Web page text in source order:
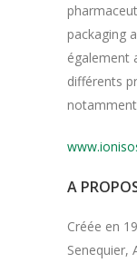
packaging
également
différents
A
Créée en
Senequier,